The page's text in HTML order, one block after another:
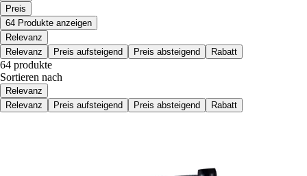
Preis
64 Produkte anzeigen
Relevanz
Relevanz
Preis aufsteigend Preis absteigend Rabatt
64 produkte
Sortieren nach
Relevanz
Relevanz
Preis aufsteigend Preis absteigend Rabatt